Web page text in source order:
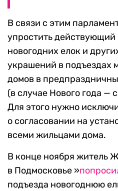
В связи с этим
упростить действующий
новогодних елок и
украшений в подъездах
домов в
(в случае Нового года —
Для этого нужно
о согласовании на
всеми жильцами дома.
В конце ноября житель
в Подмосковье »
подъезда новогоднюю